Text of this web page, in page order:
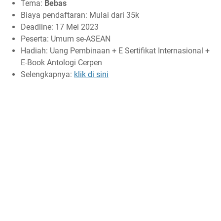
Tema: Bebas
Biaya pendaftaran: Mulai dari 35k
Deadline: 17 Mei 2023
Peserta: Umum se-ASEAN
Hadiah: Uang Pembinaan + E Sertifikat Internasional +
E-Book Antologi Cerpen
Selengkapnya: klik di sini